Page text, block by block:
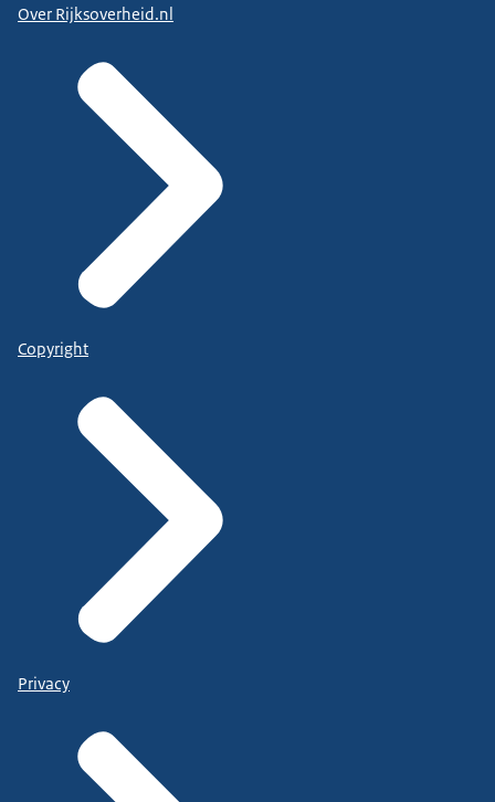
Over Rijksoverheid.nl
Copyright
Privacy